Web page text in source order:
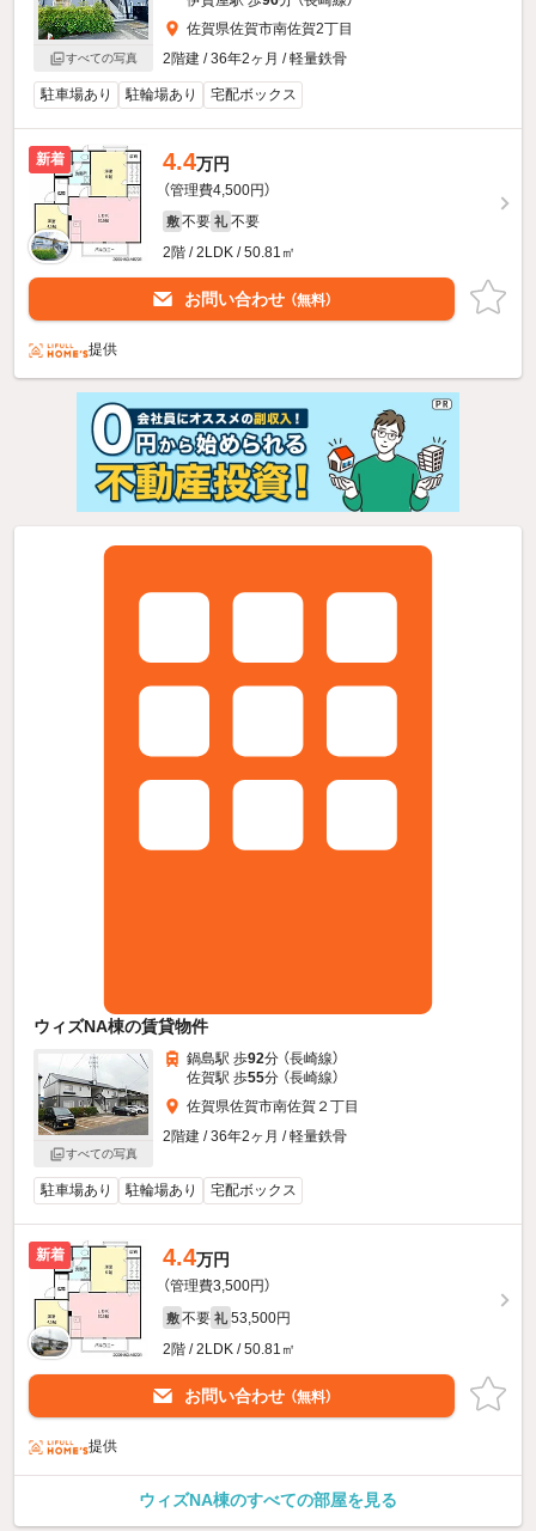
すべての写真
佐賀県佐賀市南佐賀2丁目
2階建 / 36年2ヶ月 / 軽量鉄骨
駐車場あり 駐輪場あり 宅配ボックス
新着 4.4万円
（管理費4,500円）
敷 不要 礼 不要
2階 / 2LDK / 50.81㎡
お問い合わせ （無料）
提供
ウィズNA棟の賃貸物件
すべての写真
鍋島駅 歩92分 （長崎線）
佐賀駅 歩55分 （長崎線）
佐賀県佐賀市南佐賀２丁目
2階建 / 36年2ヶ月 / 軽量鉄骨
駐車場あり 駐輪場あり 宅配ボックス
新着 4.4万円
（管理費3,500円）
敷 不要 礼 53,500円
2階 / 2LDK / 50.81㎡
お問い合わせ （無料）
提供
ウィズNA棟のすべての部屋を見る